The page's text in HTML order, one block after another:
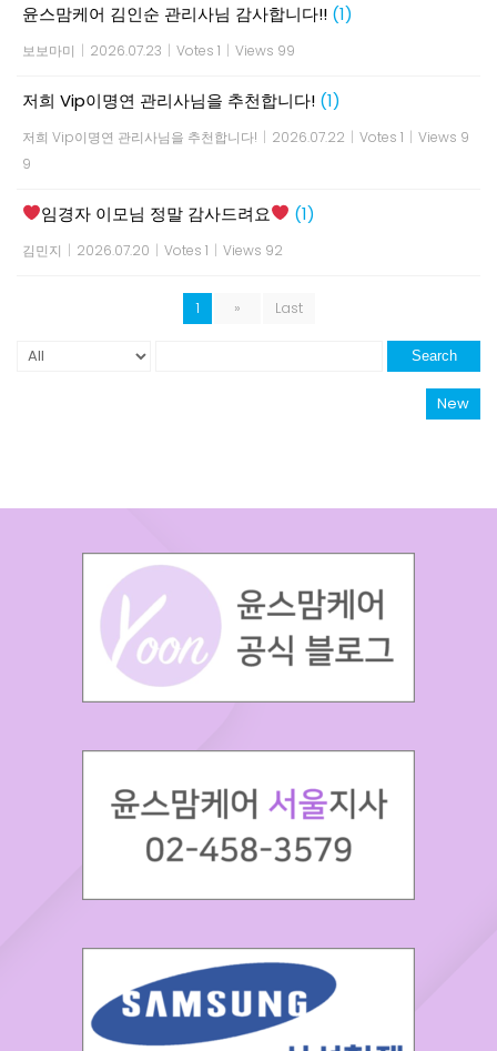
윤스맘케어 김인순 관리사님 감사합니다!! (1)
보보마미 | 2026.07.23 | Votes 1 | Views 99
저희 Vip이명연 관리사님을 추천합니다! (1)
저희 Vip이명연 관리사님을 추천합니다! | 2026.07.22 | Votes 1 | Views 9
9
임경자 이모님 정말 감사드려요 (1)
김민지 | 2026.07.20 | Votes 1 | Views 92
1 » Last
Search
New